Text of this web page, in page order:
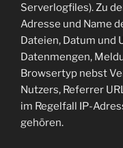
Serverlogfiles). Zu
Adresse und Name
Dateien, Datum und
Datenmengen,
Browsertyp nebst
Nutzers, Referrer
im Regelfall IP-
gehören.